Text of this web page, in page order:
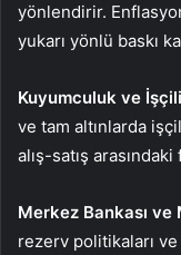
yönlendirir.
yukarı yönlü baskı
Kuyumculuk ve
ve tam altınlarda
alış-satış arasındaki
Merkez Bankası
rezerv politikaları